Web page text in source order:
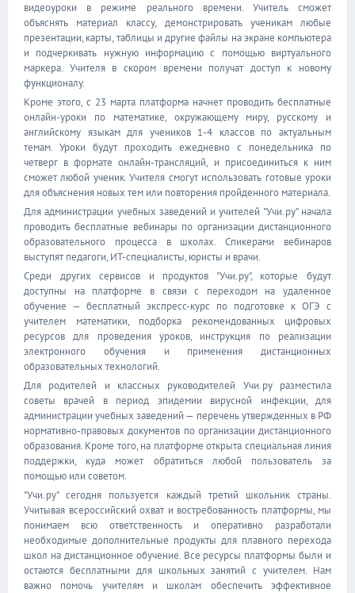
видеоуроки в режиме реального времени. Учитель сможет
объяснять материал классу, демонстрировать ученикам любые
презентации, карты, таблицы и другие файлы на экране компьютера
и подчеркивать нужную информацию с помощью виртуального
маркера. Учителя в скором времени получат доступ к новому
функционалу.
Кроме этого, с 23 марта платформа начнет проводить бесплатные
онлайн-уроки по математике, окружающему миру, русскому и
английскому языкам для учеников 1-4 классов по актуальным
темам. Уроки будут проходить ежедневно с понедельника по
четверг в формате онлайн-трансляций, и присоединиться к ним
сможет любой ученик. Учителя смогут использовать готовые уроки
для объяснения новых тем или повторения пройденного материала.
Для администрации учебных заведений и учителей "Учи.ру" начала
проводить бесплатные вебинары по организации дистанционного
образовательного процесса в школах. Спикерами вебинаров
выступят педагоги, ИТ-специалисты, юристы и врачи.
Среди других сервисов и продуктов "Учи.ру", которые будут
доступны на платформе в связи с переходом на удаленное
обучение — бесплатный экспресс-курс по подготовке к ОГЭ с
учителем математики, подборка рекомендованных цифровых
ресурсов для проведения уроков, инструкция по реализации
электронного обучения и применения дистанционных
образовательных технологий.
Для родителей и классных руководителей Учи.ру разместила
советы врачей в период эпидемии вирусной инфекции, для
администрации учебных заведений — перечень утвержденных в РФ
нормативно-правовых документов по организации дистанционного
образования. Кроме того, на платформе открыта специальная линия
поддержки, куда может обратиться любой пользователь за
помощью или советом.
"Учи.ру" сегодня пользуется каждый третий школьник страны.
Учитывая всероссийский охват и востребованность платформы, мы
понимаем всю ответственность и оперативно разработали
необходимые дополнительные продукты для плавного перехода
школ на дистанционное обучение. Все ресурсы платформы были и
остаются бесплатными для школьных занятий с учителем. Нам
важно помочь учителям и школам обеспечить эффективное